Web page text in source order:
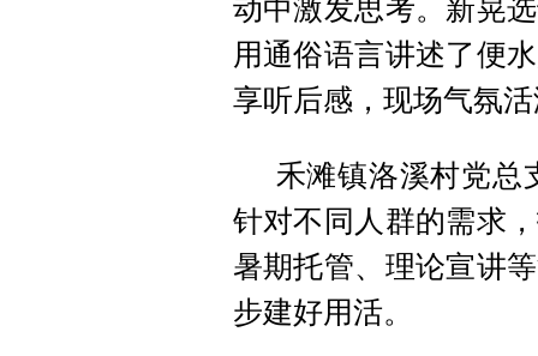
动中激发思考。新晃
用通俗语言讲述了便
享听后感，现场气氛
禾滩镇洛溪村党总
针对不同人群的需求
暑期托管、理论宣讲
步建好用活。